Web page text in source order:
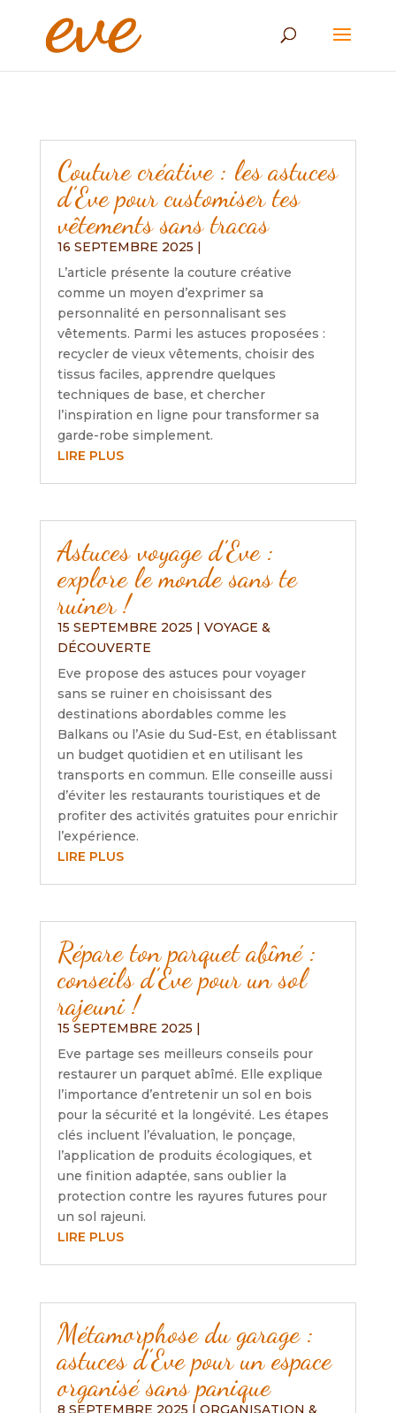
Couture créative : les astuces
d’Eve pour customiser tes
vêtements sans tracas
16 SEPTEMBRE 2025 |
L’article présente la couture créative
comme un moyen d’exprimer sa
personnalité en personnalisant ses
vêtements. Parmi les astuces proposées :
recycler de vieux vêtements, choisir des
tissus faciles, apprendre quelques
techniques de base, et chercher
l’inspiration en ligne pour transformer sa
garde-robe simplement.
LIRE PLUS
Astuces voyage d’Eve :
explore le monde sans te
ruiner !
15 SEPTEMBRE 2025 | VOYAGE &
DÉCOUVERTE
Eve propose des astuces pour voyager
sans se ruiner en choisissant des
destinations abordables comme les
Balkans ou l’Asie du Sud-Est, en établissant
un budget quotidien et en utilisant les
transports en commun. Elle conseille aussi
d’éviter les restaurants touristiques et de
profiter des activités gratuites pour enrichir
l’expérience.
LIRE PLUS
Répare ton parquet abîmé :
conseils d’Eve pour un sol
rajeuni !
15 SEPTEMBRE 2025
Eve partage ses meilleurs conseils pour
restaurer un parquet abîmé. Elle explique
l’importance d’entretenir un sol en bois
pour la sécurité et la longévité. Les étapes
clés incluent l’évaluation, le ponçage,
l’application de produits écologiques, et
une finition adaptée, sans oublier la
protection contre les rayures futures pour
un sol rajeuni.
LIRE PLUS
Métamorphose du garage :
astuces d’Eve pour un espace
organisé sans panique
8 SEPTEMBRE 2025 | ORGANISATION &